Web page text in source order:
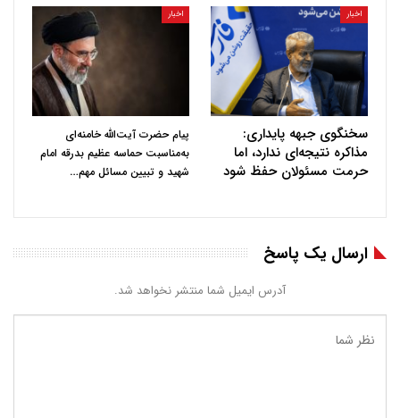
اخبار
سخنگوی جبهه پایداری:
مذاکره نتیجه‌ای ندارد، اما
حرمت مسئولان حفظ شود
اخبار
پیام حضرت آیت‌الله خامنه‌ای
به‌مناسبت حماسه عظیم بدرقه امام
شهید و تبیین مسائل مهم…
ارسال یک پاسخ
آدرس ایمیل شما منتشر نخواهد شد.